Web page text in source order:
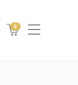
0